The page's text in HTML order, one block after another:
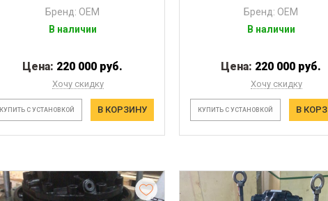
Бренд: OEM
В наличии
Цена: 220 000 руб.
Хочу скидку
КУПИТЬ С УСТАНОВКОЙ В КОРЗИНУ
Бренд: OEM
В наличии
Цена: 220 000 руб.
Хочу скидку
КУПИТЬ С УСТАНОВКОЙ В